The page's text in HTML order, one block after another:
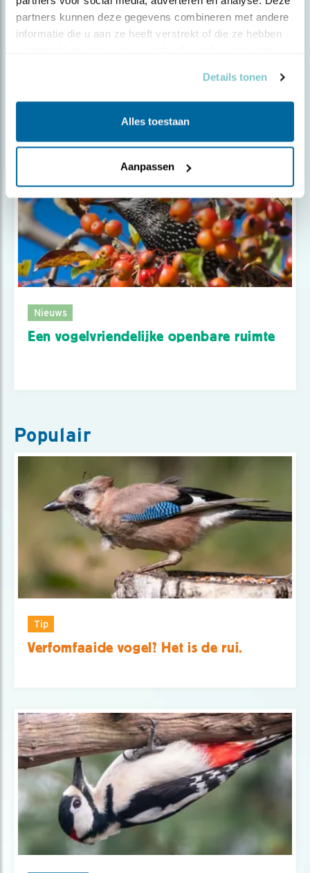
partners kunnen deze gegevens combineren met andere
informatie die u aan ze heeft verstrekt of die ze hebben
Details tonen
Alles toestaan
Aanpassen
Nieuws
Een vogelvriendelijke openbare ruimte
Populair
Tip
Verfomfaaide vogel? Het is de rui.